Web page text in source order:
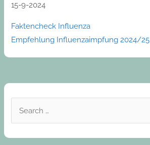
15-9-2024
Faktencheck Influenza
Empfehlung Influenzaimpfung 2024/25